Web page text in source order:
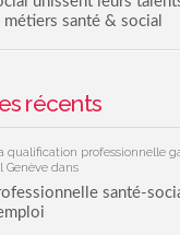
métiers santé & social
récents
qualification professionnelle
Genèvedans
santé-